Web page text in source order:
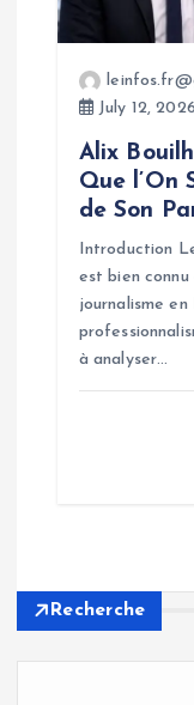
July 12, 2026
Alix
Que l’On
de Son
Introduction
est bien
journalisme en
à analyser…
Recherche